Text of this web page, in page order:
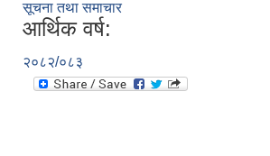
सूचना तथा समाचार
आर्थिक वर्ष:
२०८२/०८३